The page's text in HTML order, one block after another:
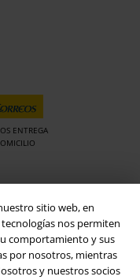
sitio web, en
nos permiten
comportamiento y sus
por nosotros, mientras
y nuestros socios
ENTREGA
y disfruta de todas